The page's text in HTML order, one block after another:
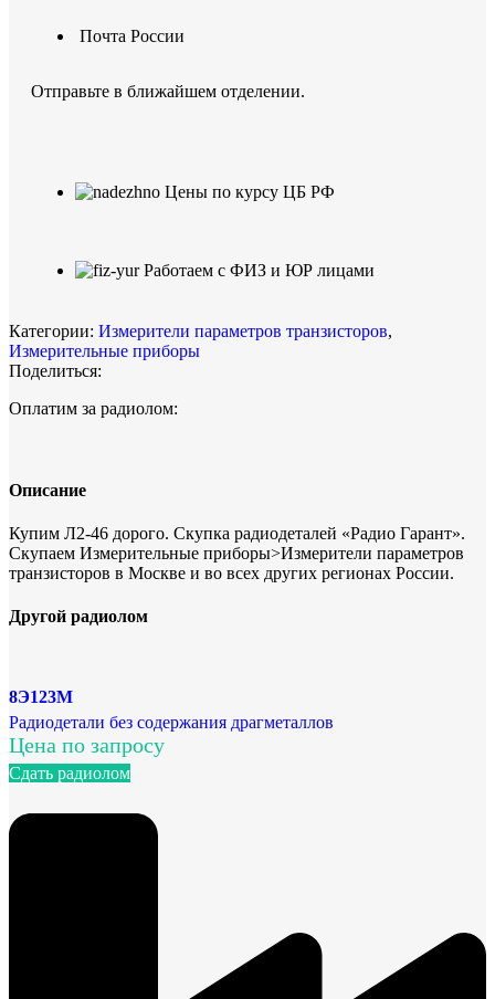
Почта России
Отправьте в ближайшем отделении.
Цены по курсу ЦБ РФ
Работаем с ФИЗ и ЮР лицами
Категории: Измерители параметров транзисторов,
Измерительные приборы
Поделиться:
Оплатим за радиолом:
Описание
Купим Л2-46 дорого. Скупка радиодеталей «Радио Гарант».
Скупаем Измерительные приборы>Измерители параметров
транзисторов в Москве и во всех других регионах России.
Другой радиолом
8Э123М
Радиодетали без содержания драгметаллов
Цена по запросу
Сдать радиолом